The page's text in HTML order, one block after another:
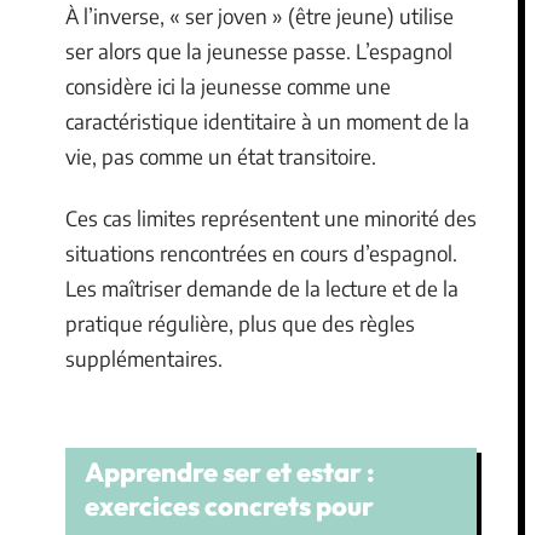
À l’inverse, « ser joven » (être jeune) utilise
ser alors que la jeunesse passe. L’espagnol
considère ici la jeunesse comme une
caractéristique identitaire à un moment de la
vie, pas comme un état transitoire.
Ces cas limites représentent une minorité des
situations rencontrées en cours d’espagnol.
Les maîtriser demande de la lecture et de la
pratique régulière, plus que des règles
supplémentaires.
Apprendre ser et estar :
exercices concrets pour